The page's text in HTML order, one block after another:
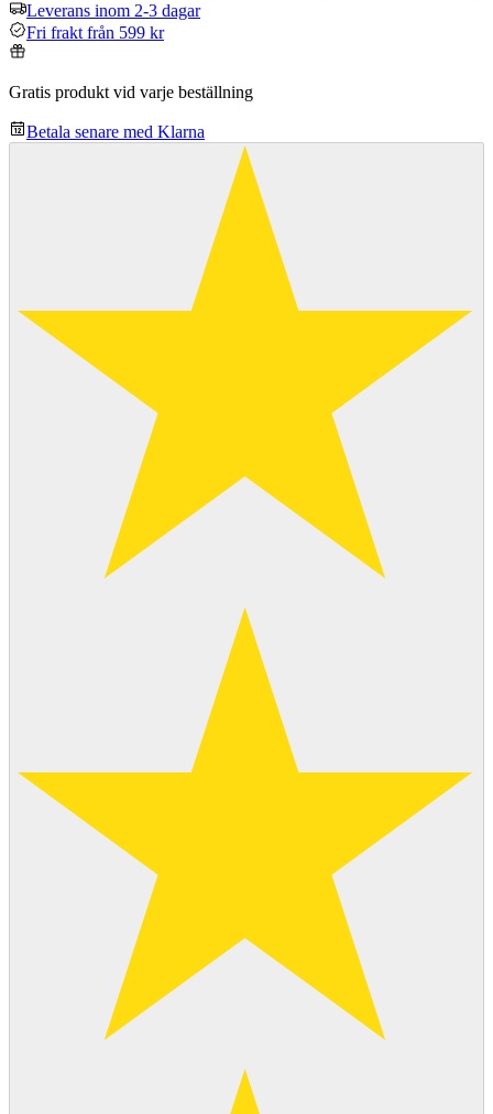
Leverans inom 2-3 dagar
Fri frakt från 599 kr
Gratis produkt vid varje beställning
Betala senare med Klarna